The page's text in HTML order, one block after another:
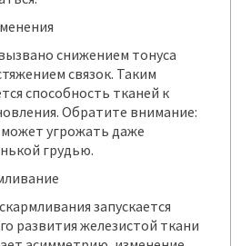
снижением тонуса
связок. Таким
способность тканей к
Обратите внимание:
угрожать даже
грудью.
запускается
развития железистой ткани